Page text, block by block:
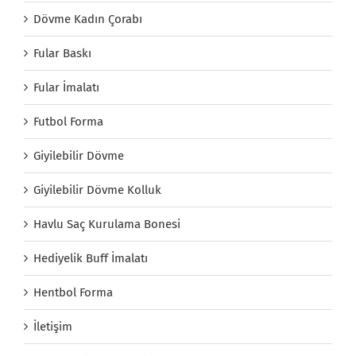
Dövme Kadın Çorabı
Fular Baskı
Fular İmalatı
Futbol Forma
Giyilebilir Dövme
Giyilebilir Dövme Kolluk
Havlu Saç Kurulama Bonesi
Hediyelik Buff İmalatı
Hentbol Forma
İletişim